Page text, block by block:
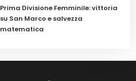
Prima Divisione Femminile: vittoria
su San Marco e salvezza
matematica